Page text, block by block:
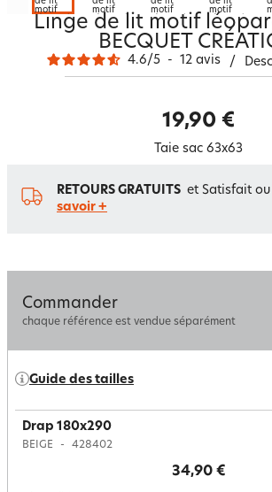
Linge de lit motif
BECQUET
4.6/5 - 12 avis /
19,90 €
Taie sac 63x63
RETOURS GRATUITS et Satisfait
savoir +
Commander
chaque référence est vendue séparément
Guide des tailles
Drap 180x290
BEIGE 428402
34,90 €